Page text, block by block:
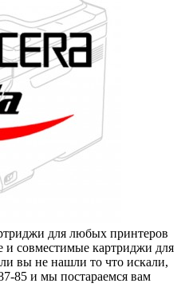
для любых принтеров
и совместимые картриджи для
вы не нашли то что искали,
85 и мы постараемся вам